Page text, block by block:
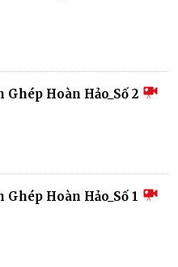
Ghép Hoàn Hảo_Số 2
Ghép Hoàn Hảo_Số 1